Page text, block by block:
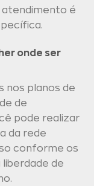
atendimento é
onde ser
nos planos de
de
pode realizar
da rede
conforme os
de